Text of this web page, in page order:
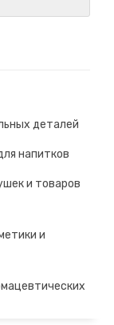
деталей
напитков
и товаров
и